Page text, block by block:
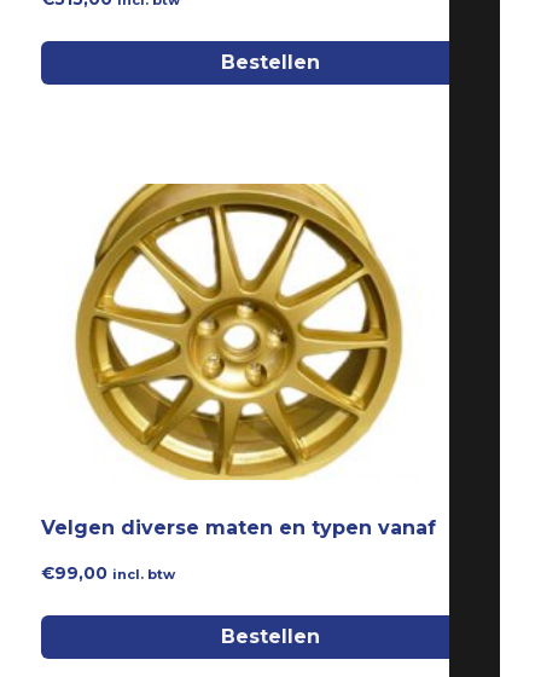
Bestellen
Velgen diverse maten en typen vanaf
€99,00 incl. btw
Bestellen